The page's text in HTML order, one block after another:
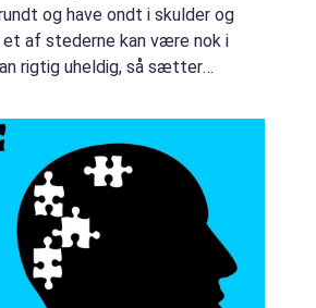
og have ondt i skulder og
et af stederne kan være nok i
rigtig uheldig, så sætter